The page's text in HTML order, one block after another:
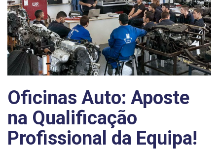
Oficinas Auto: Aposte
na Qualificação
Profissional da Equipa!